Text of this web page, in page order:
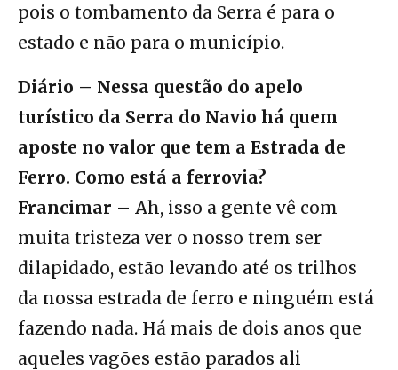
pois o tombamento da Serra é para o
estado e não para o município.
Diário – Nessa questão do apelo
turístico da Serra do Navio há quem
aposte no valor que tem a Estrada de
Ferro. Como está a ferrovia?
Francimar – Ah, isso a gente vê com
muita tristeza ver o nosso trem ser
dilapidado, estão levando até os trilhos
da nossa estrada de ferro e ninguém está
fazendo nada. Há mais de dois anos que
aqueles vagões estão parados ali